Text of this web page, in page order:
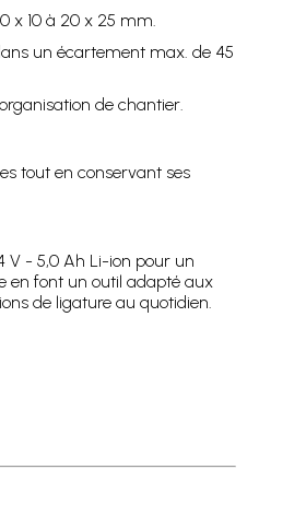
x 10 à 20 x 25 mm.
un écartement max. de 45
de chantier.
tout en conservant ses
V - 5,0 Ah Li-ion pour un
en font un outil adapté aux
de ligature au quotidien.